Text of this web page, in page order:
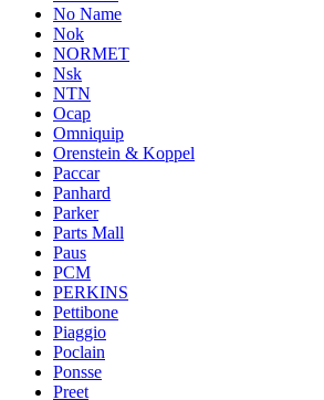
No Name
Nok
NORMET
Nsk
NTN
Ocap
Omniquip
Orenstein & Koppel
Paccar
Panhard
Parker
Parts Mall
Paus
PCM
PERKINS
Pettibone
Piaggio
Poclain
Ponsse
Preet